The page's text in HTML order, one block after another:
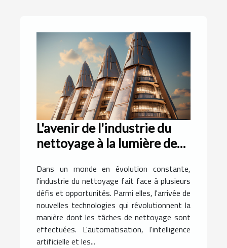
L'avenir de l'industrie du
nettoyage à la lumière des
Dans un monde en évolution constante,
l'industrie du nettoyage fait face à plusieurs
défis et opportunités. Parmi elles, l'arrivée de
nouvelles technologies qui révolutionnent la
manière dont les tâches de nettoyage sont
effectuées. L'automatisation, l'intelligence
artificielle et les...